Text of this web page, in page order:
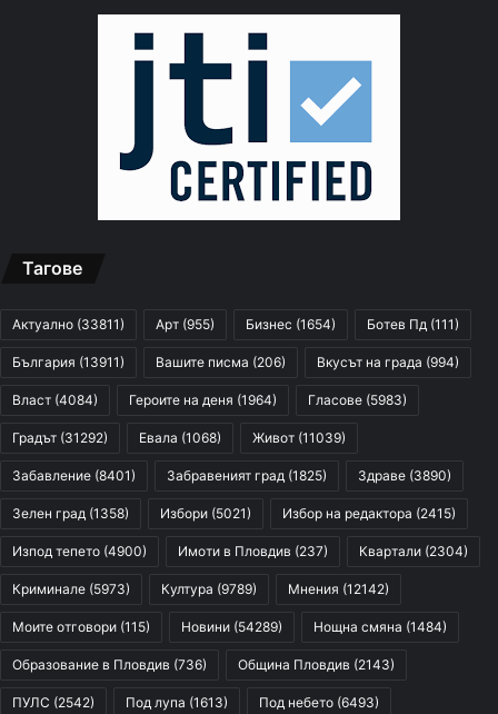
Тагове
Актуално (33811) Арт (955) Бизнес (1654) Ботев Пд (111)
България (13911) Вашите писма (206) Вкусът на града (994)
Власт (4084) Героите на деня (1964) Гласове (5983)
Градът (31292) Евала (1068) Живот (11039)
Забавление (8401) Забравеният град (1825) Здраве (3890)
Зелен град (1358) Избори (5021) Избор на редактора (2415)
Изпод тепето (4900) Имоти в Пловдив (237) Квартали (2304)
Криминале (5973) Култура (9789) Мнения (12142)
Моите отговори (115) Новини (54289) Нощна смяна (1484)
Образование в Пловдив (736) Община Пловдив (2143)
ПУЛС (2542) Под лупа (1613) Под небето (6493)